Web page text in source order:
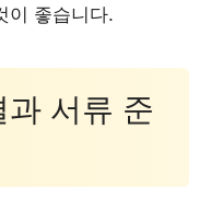
이 좋습니다.
서류 준